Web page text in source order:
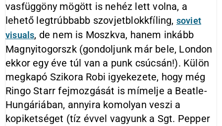
vasfüggöny mögött is nehéz lett volna, a
lehető legtrúbbabb szovjetblokkfíling, soviet
visuals, de nem is Moszkva, hanem inkább
Magnyitogorszk (gondoljunk már bele, London
ekkor egy éve túl van a punk csúcsán!). Külön
megkapó Szikora Robi igyekezete, hogy még
Ringo Starr fejmozgását is mímelje a Beatle-
Hungáriában, annyira komolyan veszi a
kopiketséget (tíz évvel vagyunk a Sgt. Pepper